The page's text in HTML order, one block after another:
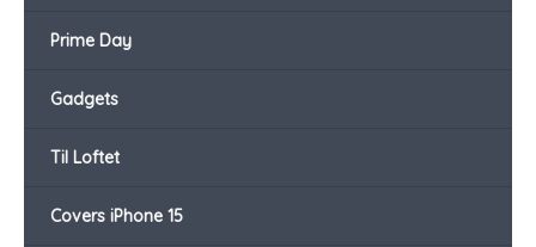
Prime Day
Gadgets
Til Loftet
Covers iPhone 15